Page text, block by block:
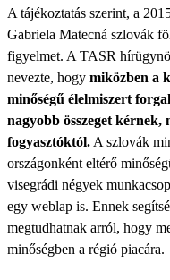
A tájékoztatás szerint, a
Gabriela Matecná szlovák
figyelmet. A TASR
nevezte, hogy miközben a
minőségű élelmiszert
nagyobb összeget
fogyasztóktól. A szlovák
országonként eltérő
visegrádi négyek
egy weblap is. Ennek
megtudhatnak arról, hogy
minőségben a régió piacára.